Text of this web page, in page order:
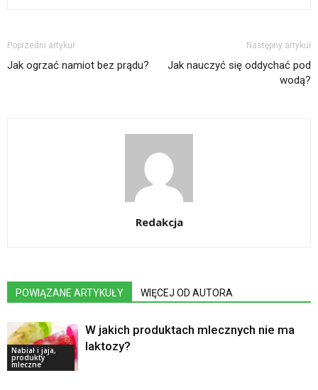
Poprzedni artykuł
Jak ogrzać namiot bez prądu?
Następny artykuł
Jak nauczyć się oddychać pod
wodą?
Redakcja
POWIĄZANE ARTYKUŁY WIĘCEJ OD AUTORA
Nabiał i jaja,
produkty
mleczne
W jakich produktach mlecznych nie ma
laktozy?